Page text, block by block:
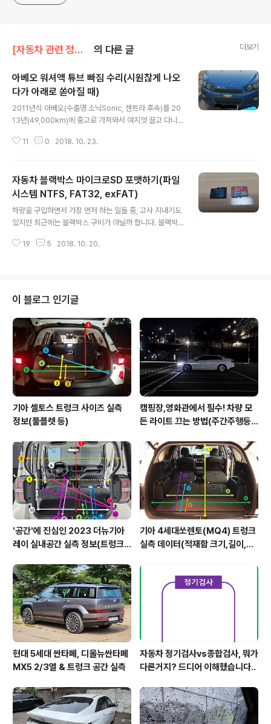
[자동차 관련 정보]/자동차 정비 DIY 의 다른 글 더보기
아베오 워셔액 튜브 빠짐 수리(시원찮게 나오
다가 아래로 쏟아질 때)
2011년식 아베오(수출명 소닉Sonic, 젠트라 후속)를 20
13년(49,000km)에 중고로 가져와서 여지껏 끌고 다니고
지만(무려 170,000km over) 그래도 아직 제 발이고 제
최근들어 여기저기가 아픈지, 하나씩 무언가를 내려놓더라
구요. 큰 정비를 요하는 작업은 어쩔 수 없지만 소소하게 고
쳐나갈 수 있는 부분은 최대한 기록으로 남겨 공유하려 합
니다. 혹여나 같은 증상으로 고민하고 있는 사용자를 위해
서지요. 이번에 작업한 내용은 '워셔액 튜브 탈거로 인한 수
리'입니다. * 워셔액이란? 앞유리창(윈드실드)이 더러울 때
11 0 2018. 10. 23.
자동차 블랙박스 마이크로SD 포맷하기(파일
시스템 NTFS, FAT32, exFAT)
차량을 구입하면서 가장 먼저 하는 일들 중, 고사 지내기도
있지만 최근에는 블랙박스 구비가 아닐까 합니다. 블랙박
만원 미만), 전용 프로그램도 없는(이라 쓰고 없어서 더 좋
주변에다가는 가끔씩 포맷도 해주고 관리해야 한다는 둥,
소모품이라는 둥 감히 지적질을 했었는데 부끄럽네요. 아
무튼 이게 마이크로SD카드(메모리카드) 문제인지 블랙박
스 기기의 문제인지 모른다고 몇 만원씩 하는 마이크로SD
카드를 구매할 수는 없는 노릇이니 일단 포맷을 해보고 결
정을 하도록 합니다. * 포맷 전 중..
19 5 2018. 10. 20.
이 블로그 인기글
기아 셀토스 트렁크 사이즈 실측
정보(풀플렛 등)
캠핑장,영화관에서 필수! 차량 모
든 라이트 끄는 방법(주간주행등D
'공간'에 진심인 2023 더뉴기아
레이 실내공간 실측 정보(트렁크,
기아 4세대쏘렌토(MQ4) 트렁크
실측 데이터(적재함 크기,길이,높
현대 5세대 싼타페, 디올뉴싼타페
MX5 2/3열 & 트렁크 공간 실측
자동차 정기검사vs종합검사, 뭐가
다른거지? 드디어 이해했습니다..